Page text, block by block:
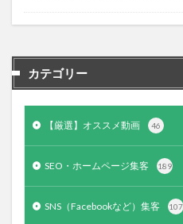
カテゴリー
【厳選】オススメ動画 46
SEO・ホームページ集客 189
SNS（Facebookなど）集客 107